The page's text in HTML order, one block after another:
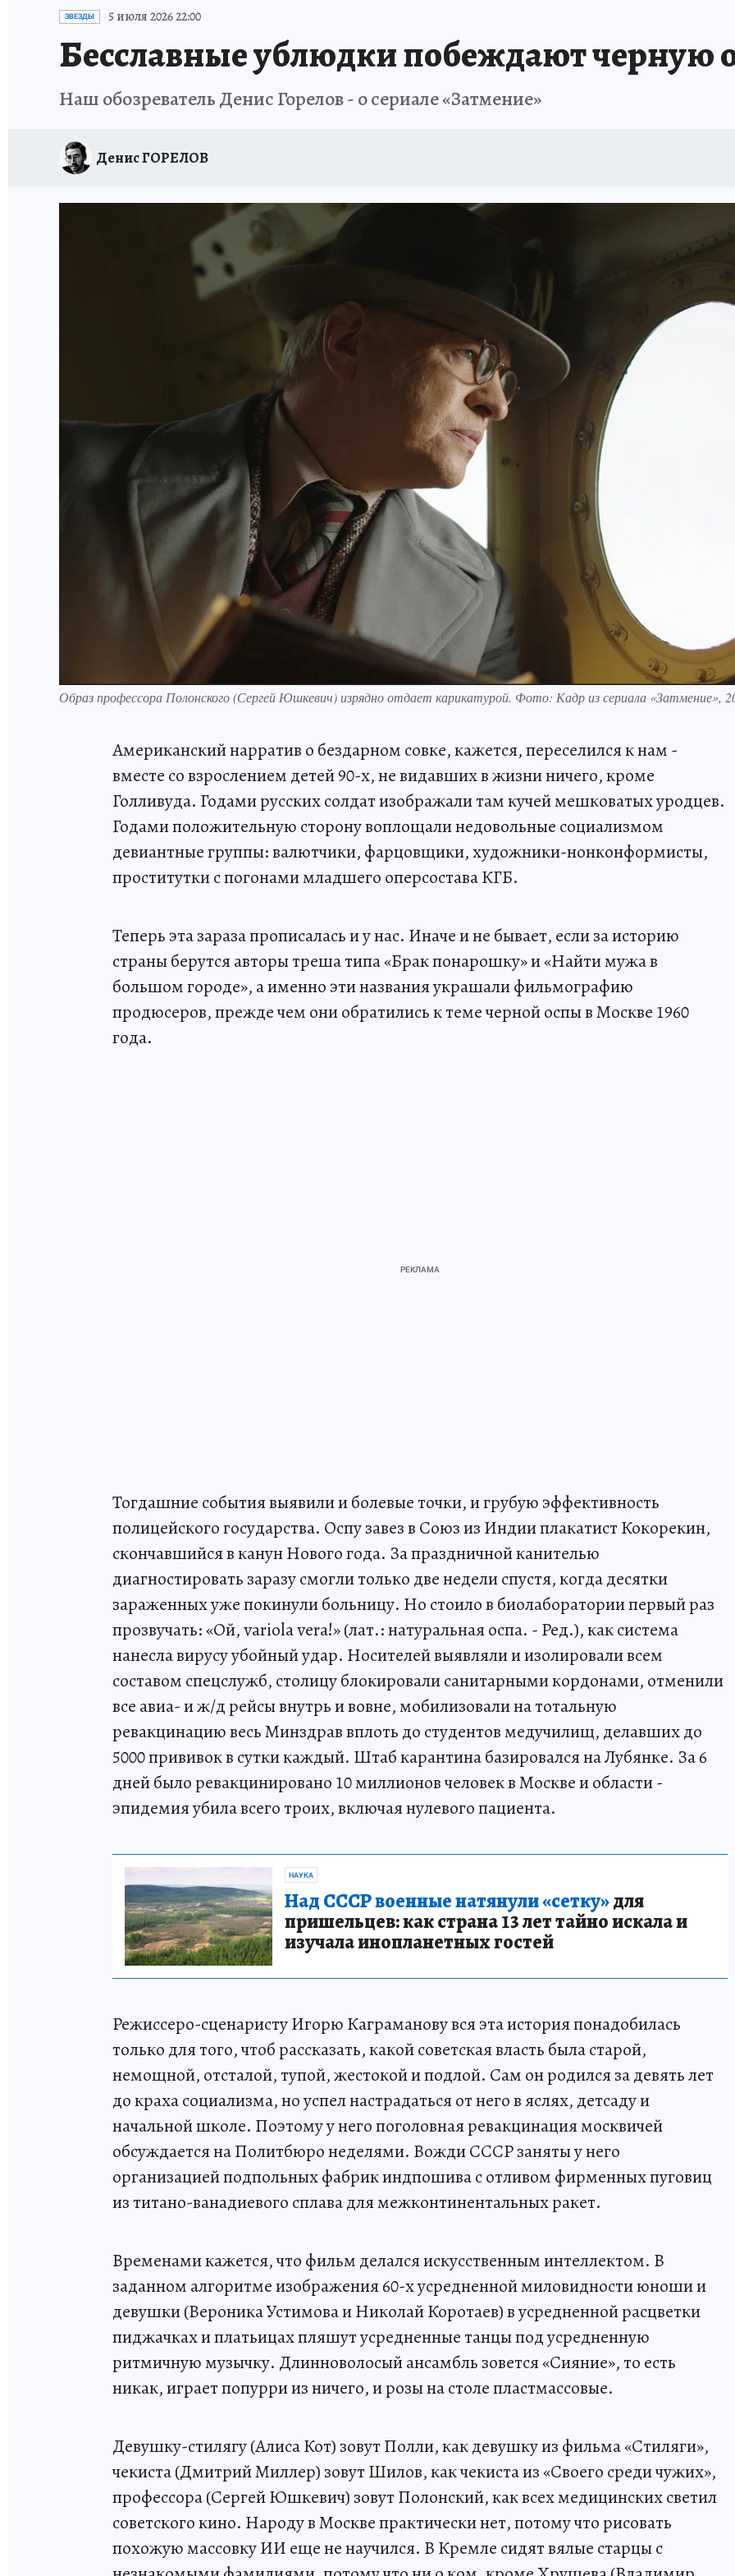
ИСПЫТАНО НА СЕБЕ
ЗВЕЗДЫ 5 июля 2026 22:00
Бесславные ублюдки побеждают черную
Наш обозреватель Денис Горелов - о сериале «Затмение»
Денис ГОРЕЛОВ
Образ профессора Полонского (Сергей Юшкевич) изрядно отдает карикатурой. Фото: Кадр из сериала «Затмение»,
Американский нарратив о бездарном совке, кажется, переселился к нам -
вместе со взрослением детей 90-х, не видавших в жизни ничего, кроме
Голливуда. Годами русских солдат изображали там кучей мешковатых уродцев.
Годами положительную сторону воплощали недовольные социализмом
девиантные группы: валютчики, фарцовщики, художники-нонконформисты,
проститутки с погонами младшего оперсостава КГБ.
Теперь эта зараза прописалась и у нас. Иначе и не бывает, если за историю
страны берутся авторы треша типа «Брак понарошку» и «Найти мужа в
большом городе», а именно эти названия украшали фильмографию
продюсеров, прежде чем они обратились к теме черной оспы в Москве 1960
года.
Тогдашние события выявили и болевые точки, и грубую эффективность
полицейского государства. Оспу завез в Союз из Индии плакатист Кокорекин,
скончавшийся в канун Нового года. За праздничной канителью
диагностировать заразу смогли только две недели спустя, когда десятки
зараженных уже покинули больницу. Но стоило в биолаборатории первый раз
прозвучать: «Ой, variola vera!» (лат.: натуральная оспа. - Ред.), как система
нанесла вирусу убойный удар. Носителей выявляли и изолировали всем
составом спецслужб, столицу блокировали санитарными кордонами, отменили
все авиа- и ж/д рейсы внутрь и вовне, мобилизовали на тотальную
ревакцинацию весь Минздрав вплоть до студентов медучилищ, делавших до
5000 прививок в сутки каждый. Штаб карантина базировался на Лубянке. За 6
дней было ревакцинировано 10 миллионов человек в Москве и области -
эпидемия убила всего троих, включая нулевого пациента.
НАУКА
Над СССР военные натянули «сетку»для
пришельцев: как страна 13 лет тайно искала и
изучала инопланетных гостей
Режиссеро-сценаристу Игорю Каграманову вся эта история понадобилась
только для того, чтоб рассказать, какой советская власть была старой,
немощной, отсталой, тупой, жестокой и подлой. Сам он родился за девять лет
до краха социализма, но успел настрадаться от него в яслях, детсаду и
начальной школе. Поэтому у него поголовная ревакцинация москвичей
обсуждается на Политбюро неделями. Вожди СССР заняты у него
организацией подпольных фабрик индпошива с отливом фирменных пуговиц
из титано-ванадиевого сплава для межконтинентальных ракет.
Временами кажется, что фильм делался искусственным интеллектом. В
заданном алгоритме изображения 60-х усредненной миловидности юноши и
девушки (Вероника Устимова и Николай Коротаев) в усредненной расцветки
пиджачках и платьицах пляшут усредненные танцы под усредненную
ритмичную музычку. Длинноволосый ансамбль зовется «Сияние», то есть
никак, играет попурри из ничего, и розы на столе пластмассовые.
Девушку-стилягу (Алиса Кот) зовут Полли, как девушку из фильма «Стиляги»,
чекиста (Дмитрий Миллер) зовут Шилов, как чекиста из «Своего среди чужих»,
профессора (Сергей Юшкевич) зовут Полонский, как всех медицинских светил
советского кино. Народу в Москве практически нет, потому что рисовать
похожую массовку ИИ еще не научился. В Кремле сидят вялые старцы с